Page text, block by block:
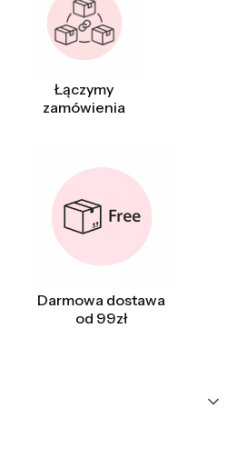
Łączymy
zamówienia
Darmowa dostawa
od 99zł